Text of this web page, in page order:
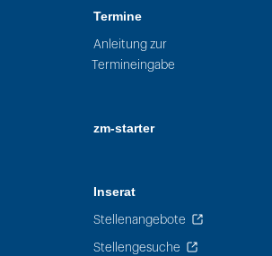
Termine
Anleitung zur
Termineingabe
zm-starter
Inserat
Stellenangebote
Stellengesuche